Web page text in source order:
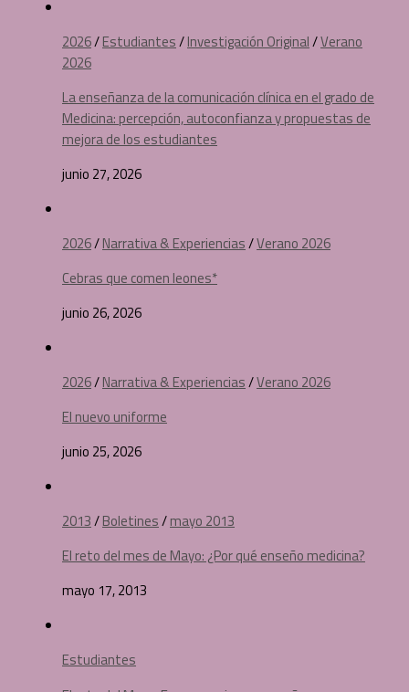
2026/Estudiantes/Investigación Original/Verano
2026
La enseñanza de la comunicación clínica en el grado de
Medicina: percepción, autoconfianza y propuestas de
mejora de los estudiantes
junio 27, 2026
2026/Narrativa & Experiencias/Verano 2026
Cebras que comen leones*
junio 26, 2026
2026/Narrativa & Experiencias/Verano 2026
El nuevo uniforme
junio 25, 2026
2013/Boletines/mayo 2013
El reto del mes de Mayo: ¿Por qué enseño medicina?
mayo 17, 2013
Estudiantes